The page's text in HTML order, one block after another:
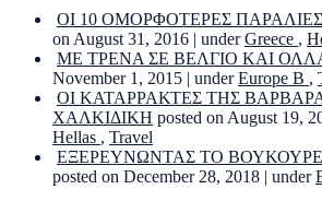
ΟΙ 10 ΟΜΟΡΦΟΤΕΡΕΣ
on August 31, 2016 | underGreece ,
ΜΕ ΤΡΕΝΑ ΣΕ ΒΕΛΓΙΟ ΚΑΙ
November 1, 2015 | underEurope B ,
ΟΙ ΚΑΤΑΡΡΑΚΤΕΣ ΤΗΣ
ΧΑΛΚΙΔΙΚΗ posted on August 19,
Hellas , Travel
ΕΞΕΡΕΥΝΩΝΤΑΣ ΤΟ
posted on December 28, 2018 | under